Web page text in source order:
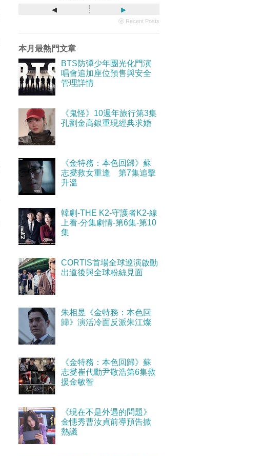
◂ ▸
ⓦ Recent Posts
本月最熱門文章
BTS防彈少年團光化門演
唱會追加座位預售與安全
管理詳情
《鬼怪》10週年旅行第3集
孔劉金高銀重現經典求婚
《金特務：本色回歸》蘇
志燮救女重逢 第7集追擊
升溫
韓劇-THE K2-守護者K2-線
上看-分集劇情-第6集-第10
集
CORTIS首場全球巡演啟動
出道後與全球粉絲見面
朱相昱《金特務：本色回
歸》演活冷面反派朱江燦
《金特務：本色回歸》蘇
志燮崔代勳尹敬浩第6集救
援金敏智
《現在不是外遇的問題》
金憓秀曹汝貞前導預告掀
熱議